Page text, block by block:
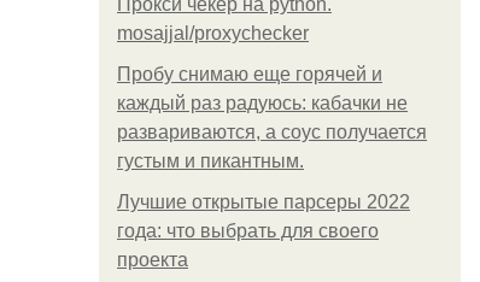
Прокси чекер на python.
mosajjal/proxychecker
Пробу снимаю еще горячей и
каждый раз радуюсь: кабачки не
развариваются, а соус получается
густым и пикантным.
Лучшие открытые парсеры 2022
года: что выбрать для своего
проекта